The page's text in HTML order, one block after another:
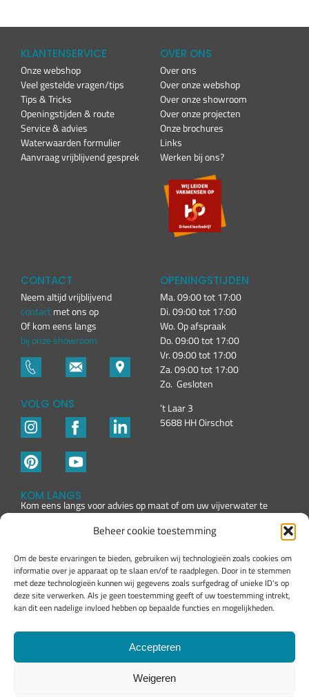
Beheer cookie toestemming
Om de beste ervaringen te bieden, gebruiken wij technologieën zoals cookies om
informatie over je apparaat op te slaan en/of te raadplegen. Door in te stemmen
met deze technologieën kunnen wij gegevens zoals surfgedrag of unieke ID's op
deze site verwerken. Als je geen toestemming geeft of uw toestemming intrekt,
kan dit een nadelige invloed hebben op bepaalde functies en mogelijkheden.
Accepteren
Weigeren
KLANTENSERVICE
Onze webshop
Veel gestelde vragen/tips
Tips & Tricks
Openingstijden & route
Service & advies
Waterwaarden formulier
Aanvraag vrijblijvend gesprek
OVER ONS
Over ons
Over onze webshop
Over onze showroom
Over onze projecten
Onze brochures
Links
Werken bij ons?
CONTACT
Neem altijd vrijblijvend
contactmet ons op
Of kom eens langs
bij onze showroom
VOLG ONS
OPENINGSTIJDEN
Ma. 09:00 tot 17:00
Di. 09:00 tot 17:00
Wo. Op afspraak
Do. 09:00 tot 17:00
Vr. 09:00 tot 17:00
Za. 09:00 tot 17:00
Zo. Gesloten
’t Laar 3
5688 HH Oirschot
KOM LANGS
Kom eens langs voor advies op maat of om uw vijverwater te